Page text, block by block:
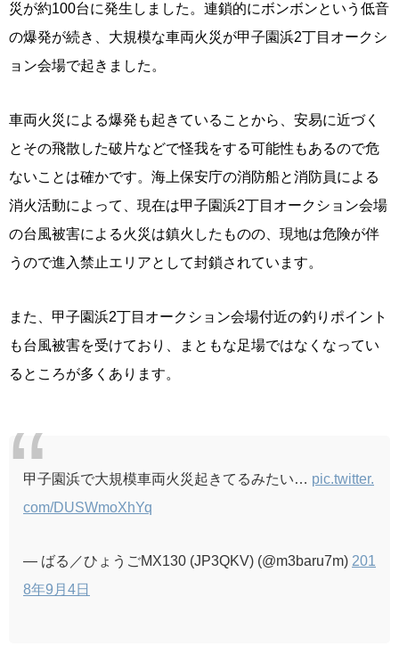
災が約100台に発生しました。連鎖的にボンボンという低音
の爆発が続き、大規模な車両火災が甲子園浜2丁目オークシ
ョン会場で起きました。
車両火災による爆発も起きていることから、安易に近づく
とその飛散した破片などで怪我をする可能性もあるので危
ないことは確かです。海上保安庁の消防船と消防員による
消火活動によって、現在は甲子園浜2丁目オークション会場
の台風被害による火災は鎮火したものの、現地は危険が伴
うので進入禁止エリアとして封鎖されています。
また、甲子園浜2丁目オークション会場付近の釣りポイント
も台風被害を受けており、まともな足場ではなくなってい
るところが多くあります。
甲子園浜で大規模車両火災起きてるみたい… pic.twitter.
com/DUSWmoXhYq
— ばる／ひょうごMX130 (JP3QKV) (@m3baru7m) 201
8年9月4日